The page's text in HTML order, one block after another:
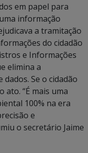
em papel para
informação
a tramitação
do cidadão
e Informações
elimina a
Se o cidadão
“É mais uma
100% na era
e
o secretário Jaime